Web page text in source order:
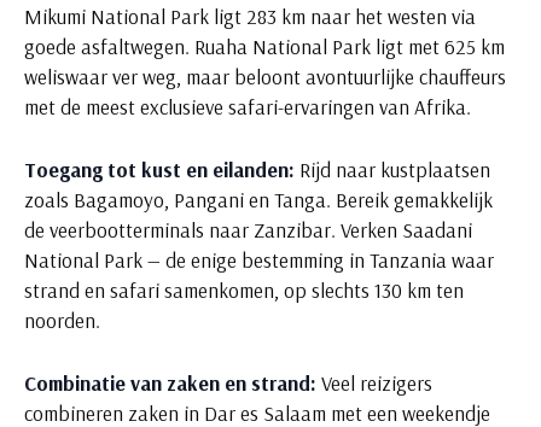
Mikumi National Park ligt 283 km naar het westen via
goede asfaltwegen. Ruaha National Park ligt met 625 km
weliswaar ver weg, maar beloont avontuurlijke chauffeurs
met de meest exclusieve safari-ervaringen van Afrika.
Toegang tot kust en eilanden: Rijd naar kustplaatsen
zoals Bagamoyo, Pangani en Tanga. Bereik gemakkelijk
de veerbootterminals naar Zanzibar. Verken Saadani
National Park — de enige bestemming in Tanzania waar
strand en safari samenkomen, op slechts 130 km ten
noorden.
Combinatie van zaken en strand: Veel reizigers
combineren zaken in Dar es Salaam met een weekendje